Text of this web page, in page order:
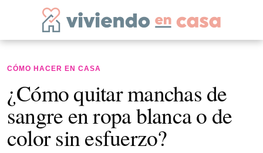
CÓMO HACER EN CASA
¿Cómo quitar manchas de
sangre en ropa blanca o de
color sin esfuerzo?